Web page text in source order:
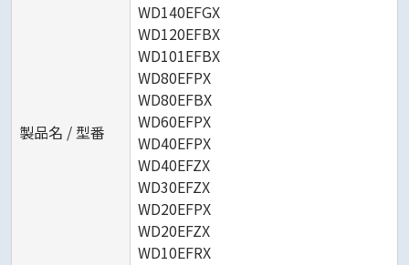
製品名 / 型番
WD140EFGX
WD120EFBX
WD101EFBX
WD80EFPX
WD80EFBX
WD60EFPX
WD40EFPX
WD40EFZX
WD30EFZX
WD20EFPX
WD20EFZX
WD10EFRX